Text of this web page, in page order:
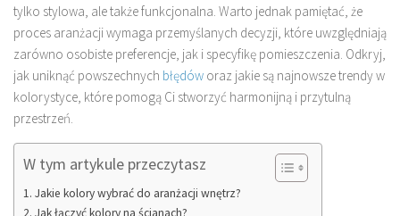
tylko stylowa, ale także funkcjonalna. Warto jednak pamiętać, że
proces aranżacji wymaga przemyślanych decyzji, które uwzględniają
zarówno osobiste preferencje, jak i specyfikę pomieszczenia. Odkryj,
jak uniknąć powszechnych błędów oraz jakie są najnowsze trendy w
kolorystyce, które pomogą Ci stworzyć harmonijną i przytulną
przestrzeń.
W tym artykule przeczytasz
Jakie kolory wybrać do aranżacji wnętrz?